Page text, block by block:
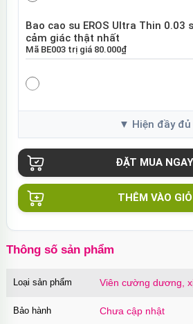
Bao cao su EROS Ultra Thin 0.03
cảm giác thật nhất
Mã BE003trị giá 80.000₫
Bao cao su EROS Super Dotted
MãBES01trị giá80.000₫
Bao cao su Sure DongKuk Ultra
mỏng chân thật Hàn Quốc
Bao cao su Sure Dongkuk Dotted
MãBSD10 60.000₫
THÊM VÀO GIỎ
Thông số sản phẩm
Loại sản phẩm Viên cường dương,
Bảo hành Chưa cập nhật